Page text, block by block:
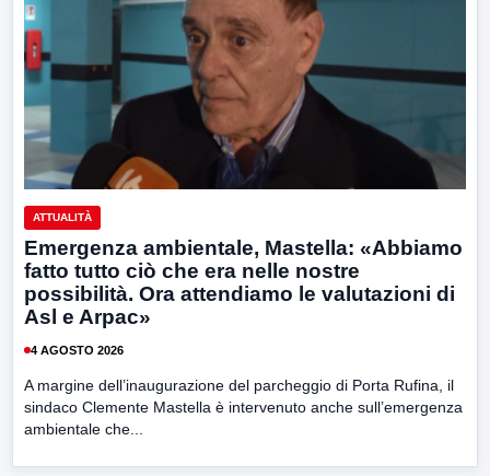
ATTUALITÀ
Emergenza ambientale, Mastella: «Abbiamo
fatto tutto ciò che era nelle nostre
possibilità. Ora attendiamo le valutazioni di
Asl e Arpac»
4 AGOSTO 2026
A margine dell’inaugurazione del parcheggio di Porta Rufina, il
sindaco Clemente Mastella è intervenuto anche sull’emergenza
ambientale che...